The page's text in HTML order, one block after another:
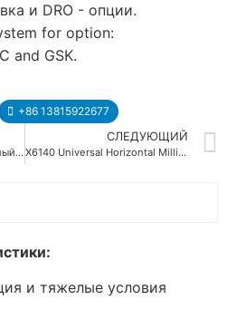
и DRO - опции.
for option:
and GSK.
+86 13815922677
Сверхмощный универсальный токарный станок
СЛЕДУЮЩИЙ
X6140 Universal Horizontal Milling Machine
и тяжелые условия